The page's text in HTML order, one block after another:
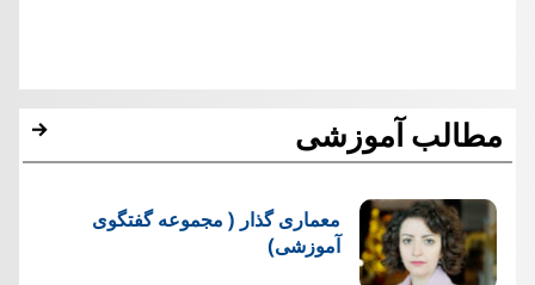
مطالب آموزشی
معماری گذار ( مجموعه گفتگوی
آموزشی)